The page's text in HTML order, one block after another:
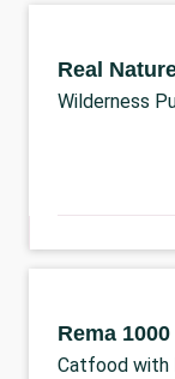
Real
Wilderness
Rema 1000
Catfood with